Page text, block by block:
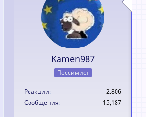
Kamen987
Пессимист
Реакции
2,806
Сообщения
15,187